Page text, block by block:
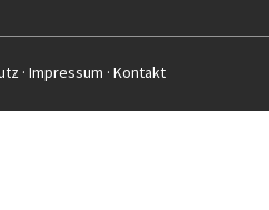
· Impressum · Kontakt